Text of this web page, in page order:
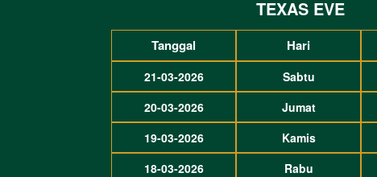
TEXAS EVE
Tanggal Hari
21-03-2026 Sabtu
20-03-2026
Jumat
19-03-2026
Kamis
18-03-2026
Rabu